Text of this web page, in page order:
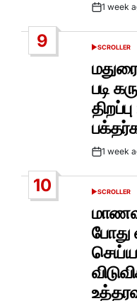
Post1 week
9
POSTED
SCROLLER
படி
Post1 week
10
POSTED
SCROLLER
போது